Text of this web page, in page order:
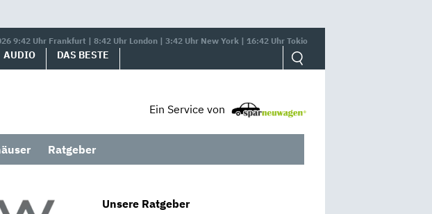
9:42 Uhr Frankfurt | 8:42 Uhr London | 3:42 Uhr New York | 16:42 Uhr Tokio
AUDIO DAS BESTE
Ein Service von
Ratgeber
Unsere Ratgeber